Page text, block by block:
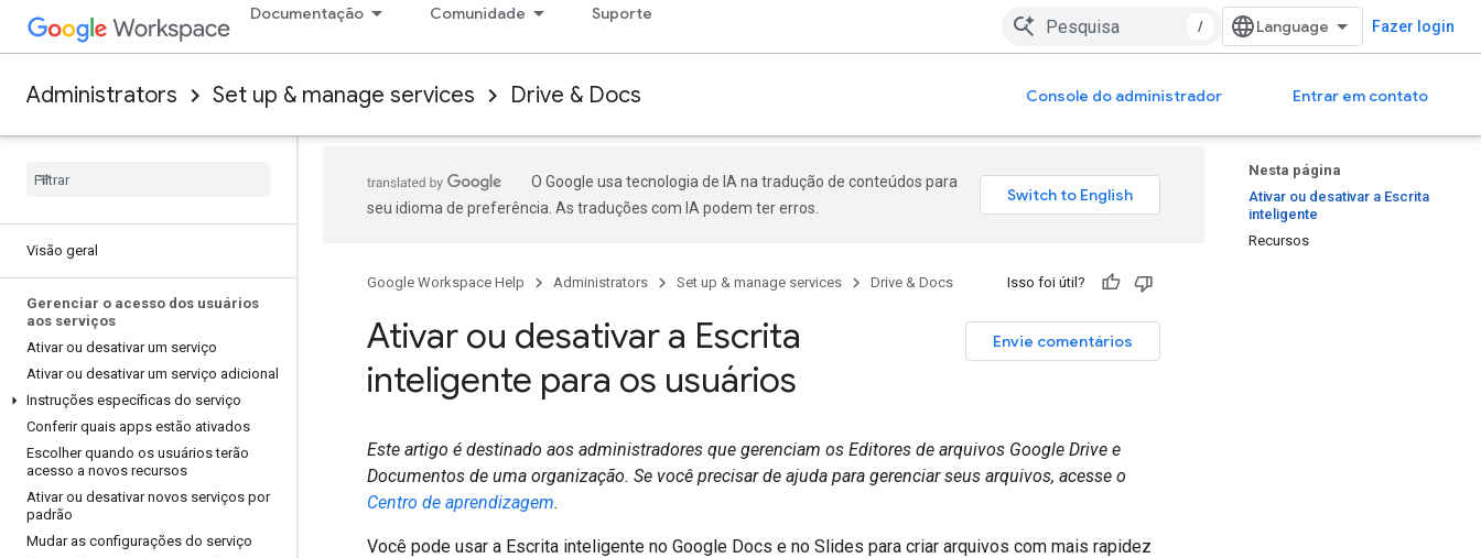
Documentação Comunidade Suporte
/ Fazer login
Administrators Set up & manage services Drive & Docs Console do administrador Entrar em contato
Visão geral
Gerenciar o acesso dos usuários
aos serviços
Ativar ou desativar um serviço
Ativar ou desativar um serviço adicional
Instruções específicas do serviço
Conferir quais apps estão ativados
Escolher quando os usuários terão
acesso a novos recursos
Ativar ou desativar novos serviços por
padrão
Mudar as configurações do serviço
Nesta página
Ativar ou desativar a Escrita
inteligente
Recursos
O Google usa tecnologia de IA na tradução de conteúdos para
seu idioma de preferência. As traduções com IA podem ter erros.
Google Workspace Help Administrators Set up & manage services Drive & Docs Isso foi útil?
Envie comentários
Ativar ou desativar a Escrita
inteligente para os usuários
Este artigo é destinado aos administradores que gerenciam os Editores de arquivos Google Drive e
Documentos de uma organização. Se você precisar de ajuda para gerenciar seus arquivos, acesse o
Centro de aprendizagem.
Você pode usar a Escrita inteligente no Google Docs e no Slides para criar arquivos com mais rapidez